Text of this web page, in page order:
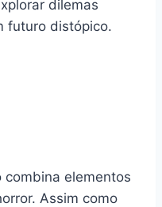
dilemas
futuro distópico.
combina elementos
Assim como